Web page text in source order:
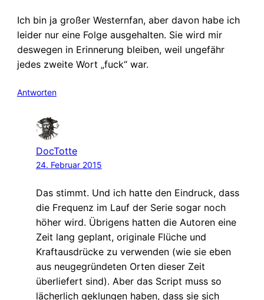
Ich bin ja großer Westernfan, aber davon habe ich
leider nur eine Folge ausgehalten. Sie wird mir
deswegen in Erinnerung bleiben, weil ungefähr
jedes zweite Wort „fuck“ war.
Antworten
DocTotte
24. Februar 2015
Das stimmt. Und ich hatte den Eindruck, dass
die Frequenz im Lauf der Serie sogar noch
höher wird. Übrigens hatten die Autoren eine
Zeit lang geplant, originale Flüche und
Kraftausdrücke zu verwenden (wie sie eben
aus neugegründeten Orten dieser Zeit
überliefert sind). Aber das Script muss so
lächerlich geklungen haben, dass sie sich